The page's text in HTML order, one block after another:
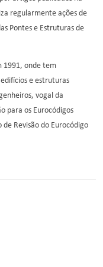
regularmente ações de
Pontes e Estruturas de
1991, onde tem
e estruturas
vogal da
para os Eurocódigos
Revisão do Eurocódigo